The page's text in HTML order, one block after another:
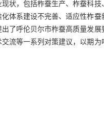
状，包括柞蚕生产、柞蚕科
体系建设不完善、适应性柞
了呼伦贝尔市柞蚕高质量发
流等一系列对策建议，以期